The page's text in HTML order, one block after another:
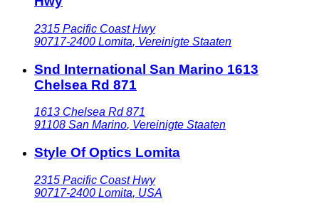
2315 Pacific Coast Hwy
90717-2400 Lomita, Vereinigte Staaten
Snd International San Marino 1613
Chelsea Rd 871
1613 Chelsea Rd 871
91108 San Marino, Vereinigte Staaten
Style Of Optics Lomita
2315 Pacific Coast Hwy
90717-2400 Lomita, USA